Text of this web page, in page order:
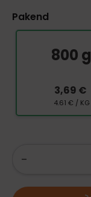
Pakend
800 g
3,69 €
4.61 € / KG